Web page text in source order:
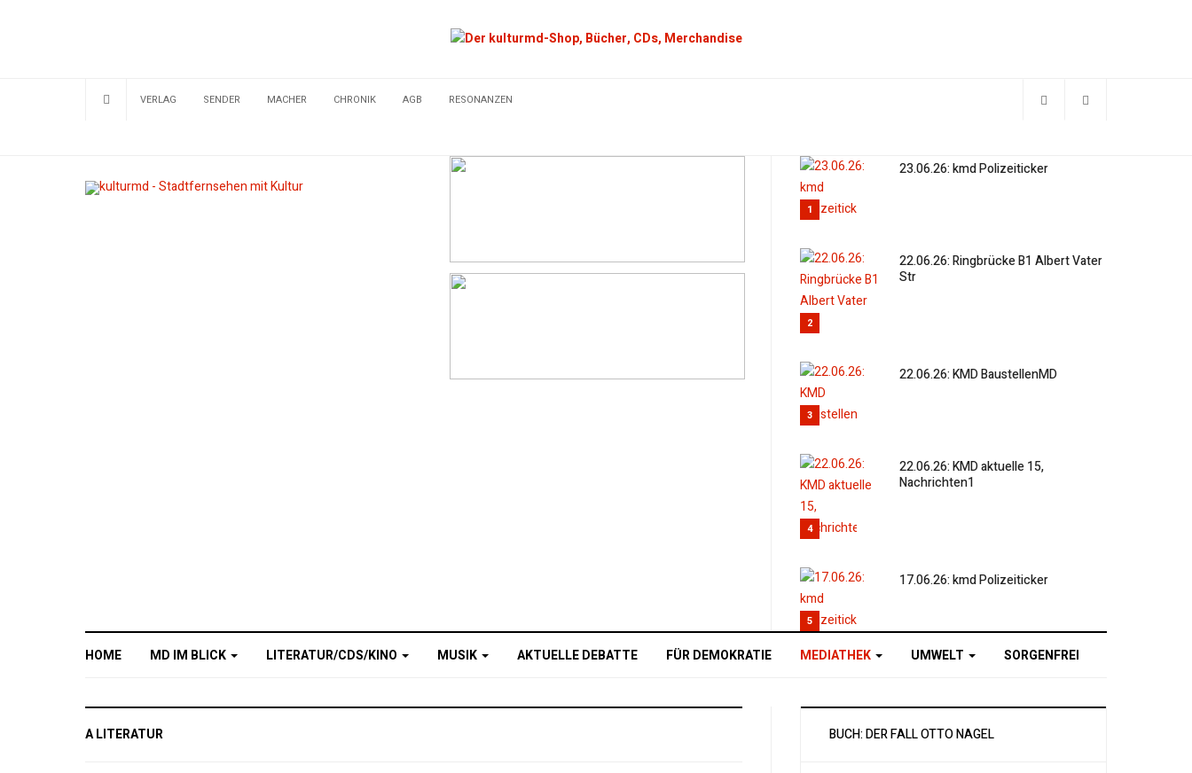
VERLAG SENDER MACHER CHRONIK AGB RESONANZEN
1
23.06.26: kmd Polizeiticker
2
22.06.26: Ringbrücke B1 Albert Vater
Str
3
22.06.26: KMD BaustellenMD
4
22.06.26: KMD aktuelle 15,
Nachrichten1
5
17.06.26: kmd Polizeiticker
HOME MD IM BLICK LITERATUR/CDS/KINO MUSIK AKTUELLE DEBATTE FÜR DEMOKRATIE MEDIATHEK UMWELT SORGENFREI
A LITERATUR BUCH: DER FALL OTTO NAGEL